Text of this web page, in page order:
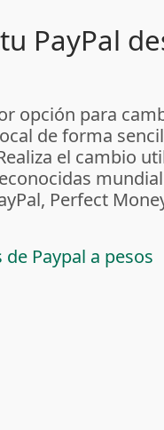
PayPal
opción para
de forma
el cambio
Perfect
Paypal a pesos